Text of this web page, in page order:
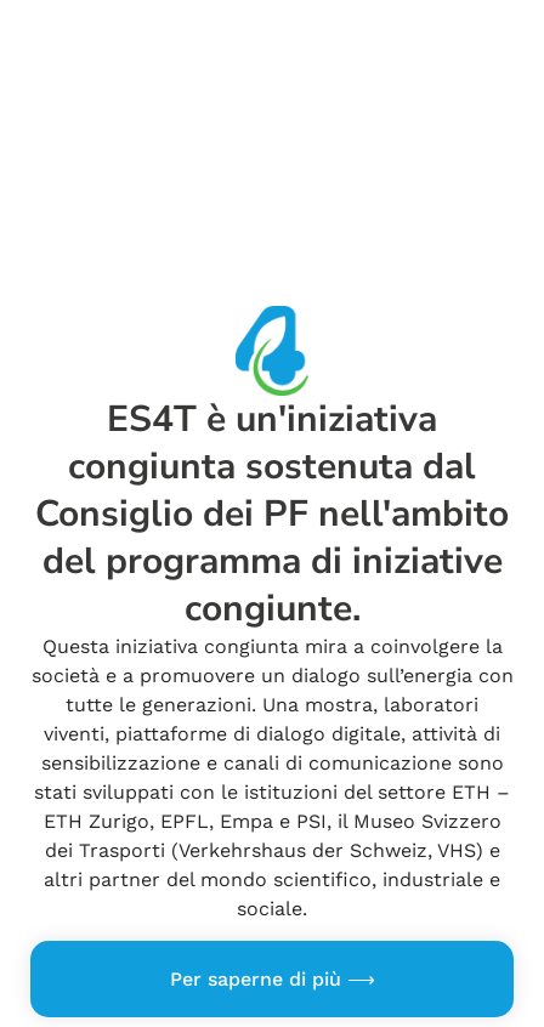
ES4T è un'iniziativa
congiunta sostenuta dal
Consiglio dei PF nell'ambito
del programma di iniziative
congiunte.
Questa iniziativa congiunta mira a coinvolgere la
società e a promuovere un dialogo sull’energia con
tutte le generazioni. Una mostra, laboratori
viventi, piattaforme di dialogo digitale, attività di
sensibilizzazione e canali di comunicazione sono
stati sviluppati con le istituzioni del settore ETH –
ETH Zurigo, EPFL, Empa e PSI, il Museo Svizzero
dei Trasporti (Verkehrshaus der Schweiz, VHS) e
altri partner del mondo scientifico, industriale e
sociale.
Per saperne di più ⟶